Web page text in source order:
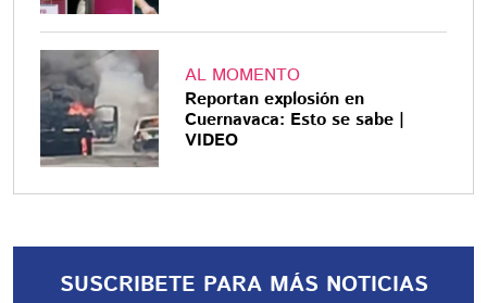
AL MOMENTO
Reportan explosión en
Cuernavaca: Esto se sabe |
VIDEO
SUSCRIBETE PARA MÁS NOTICIAS